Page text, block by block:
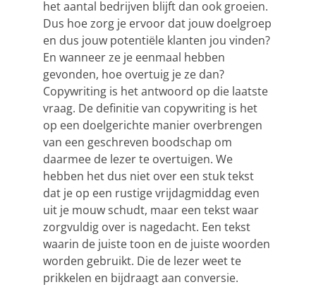
het aantal bedrijven blijft dan ook groeien.
Dus hoe zorg je ervoor dat jouw doelgroep
en dus jouw potentiële klanten jou vinden?
En wanneer ze je eenmaal hebben
gevonden, hoe overtuig je ze dan?
Copywriting is het antwoord op die laatste
vraag. De definitie van copywriting is het
op een doelgerichte manier overbrengen
van een geschreven boodschap om
daarmee de lezer te overtuigen. We
hebben het dus niet over een stuk tekst
dat je op een rustige vrijdagmiddag even
uit je mouw schudt, maar een tekst waar
zorgvuldig over is nagedacht. Een tekst
waarin de juiste toon en de juiste woorden
worden gebruikt. Die de lezer weet te
prikkelen en bijdraagt aan conversie.